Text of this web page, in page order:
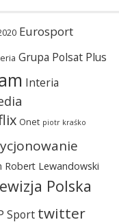
Eurosport
Grupa Polsat Plus
Interia
Onet piotr kraśko
Robert Lewandowski
Polska
Sport twitter